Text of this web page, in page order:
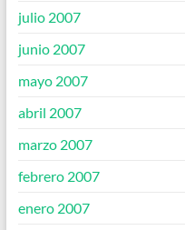
julio 2007
junio 2007
mayo 2007
abril 2007
marzo 2007
febrero 2007
enero 2007